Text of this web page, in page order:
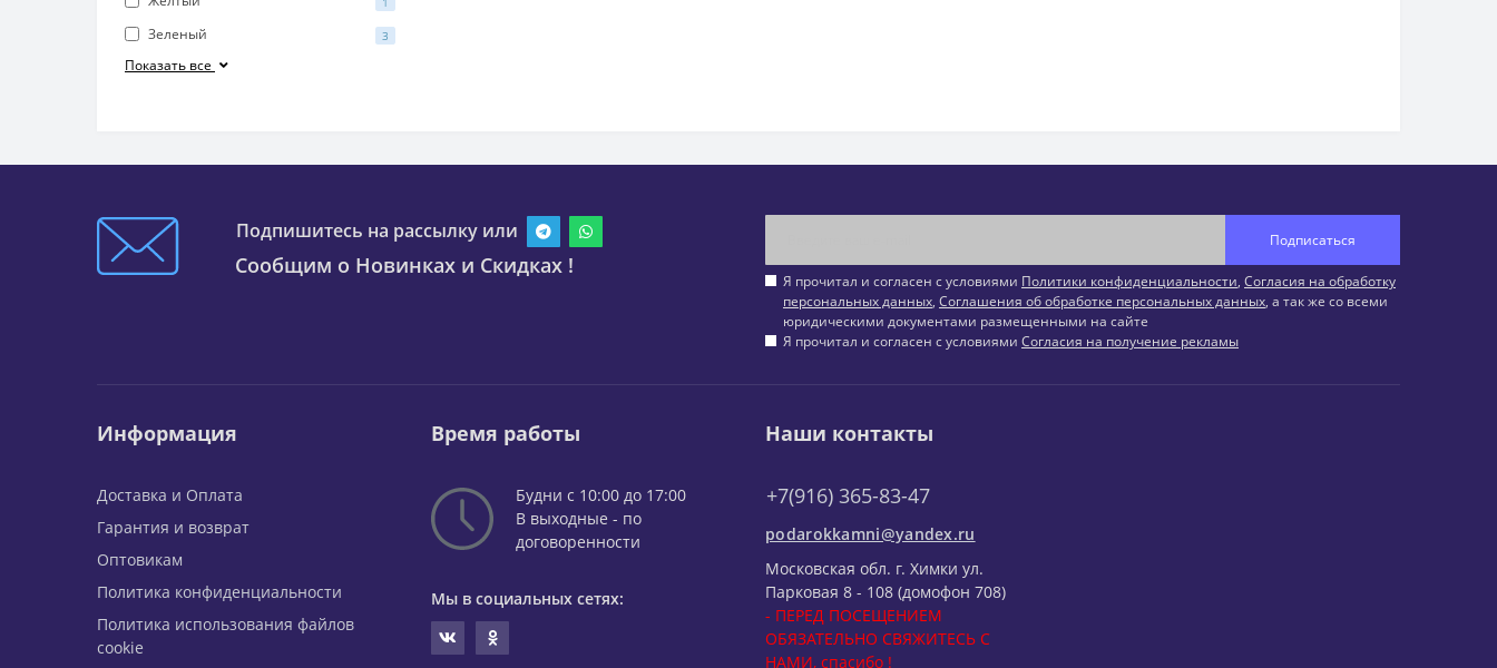
Зеленый 3
Показать все
Подпишитесь на рассылку или
Сообщим о Новинках и Скидках !
Подписаться
Я прочитал и согласен с условиями Политики конфиденциальности, Согласия на обработку
персональных данных, Соглашения об обработке персональных данных, а так же со всеми
юридическими документами размещенными на сайте
Я прочитал и согласен с условиями Согласия на получение рекламы
Информация
Доставка и Оплата
Гарантия и возврат
Оптовикам
Политика конфиденциальности
Политика использования файлов
cookie
Время работы
Будни с 10:00 до 17:00
В выходные - по
договоренности
Мы в социальных сетях:
Наши контакты
+7(916) 365-83-47
podarokkamni@yandex.ru
Московская обл. г. Химки ул.
Парковая 8 - 108 (домофон 708)
- ПЕРЕД ПОСЕЩЕНИЕМ
ОБЯЗАТЕЛЬНО СВЯЖИТЕСЬ С
НАМИ, спасибо !